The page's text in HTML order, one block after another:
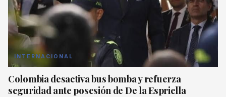
INTERNACIONAL
Colombia desactiva bus bomba y refuerza
seguridad ante posesión de De la Espriella